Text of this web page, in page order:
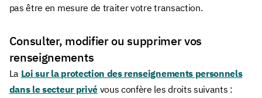
pas être en mesure de traiter votre transaction.
Consulter, modifier ou supprimer vos
renseignements
La Loi sur la protection des renseignements personnels
dans le secteur privévous confère les droits suivants :